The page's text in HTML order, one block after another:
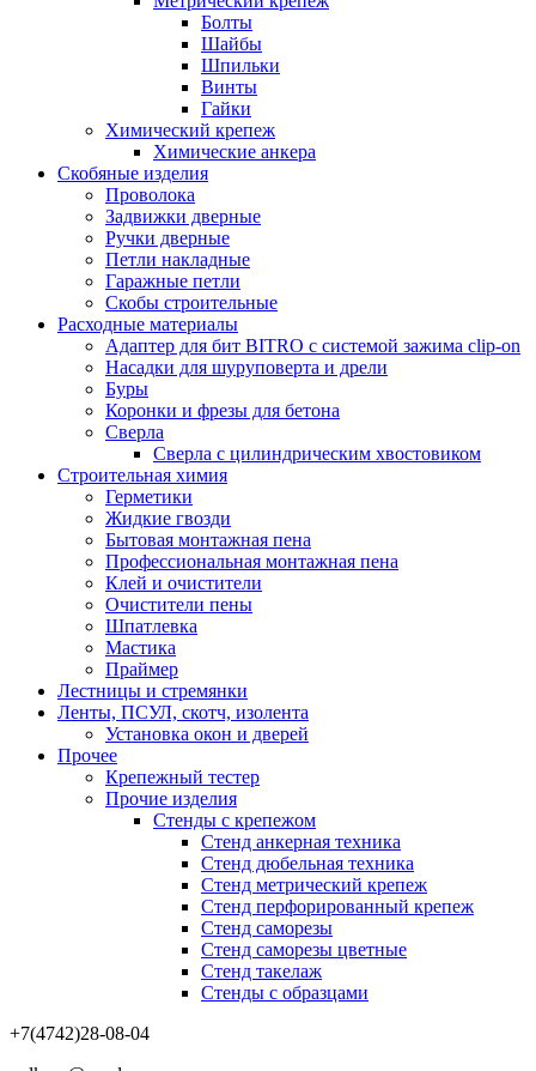
Болты
Шайбы
Шпильки
Винты
Гайки
Химический крепеж
Химические анкера
Скобяные изделия
Проволока
Задвижки дверные
Ручки дверные
Петли накладные
Гаражные петли
Скобы строительные
Расходные материалы
Адаптер для бит BITRO с системой зажима clip-on
Насадки для шуруповерта и дрели
Буры
Коронки и фрезы для бетона
Сверла
Сверла с цилиндрическим хвостовиком
Строительная химия
Герметики
Жидкие гвозди
Бытовая монтажная пена
Профессиональная монтажная пена
Клей и очистители
Очистители пены
Шпатлевка
Мастика
Праймер
Лестницы и стремянки
Ленты, ПСУЛ, скотч, изолента
Установка окон и дверей
Прочее
Крепежный тестер
Прочие изделия
Стенды с крепежом
Стенд анкерная техника
Стенд дюбельная техника
Стенд метрический крепеж
Стенд перфорированный крепеж
Стенд саморезы
Стенд саморезы цветные
Стенд такелаж
Стенды с образцами
+7(4742)28-08-04